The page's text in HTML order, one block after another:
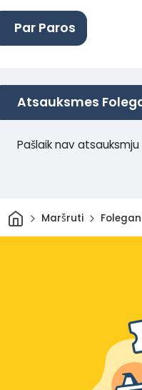
Par Paros
Atsauksmes
Pašlaik nav
Sākums
Maršruti